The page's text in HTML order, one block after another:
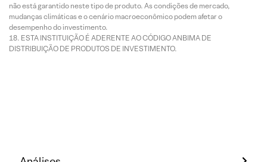
não está garantido neste tipo de produto. As condições de mercado,
mudanças climáticas e o cenário macroeconômico podem afetar o
desempenho do investimento.
ESTA INSTITUIÇÃO É ADERENTE AO CÓDIGO ANBIMA DE
DISTRIBUIÇÃO DE PRODUTOS DE INVESTIMENTO.